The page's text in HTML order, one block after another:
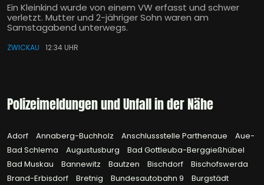
Ein Kleinkind wurde von einem VW erfasst und schwer
verletzt. Mutter und 2-jähriger Sohn waren am
Samstagabend unterwegs.
ZWICKAU 12:34 UHR
Polizeimeldungen und Unfall in der Nähe
Adorf Annaberg-Buchholz Anschlussstelle Parthenaue
Aue-
Bad Schlema
Augustusburg
Bad Gottleuba-Berggießhübel
Bad Muskau
Bannewitz Bautzen Bischdorf
Bischofswerda
Brand-Erbisdorf
Bretnig Bundesautobahn 9
Burgstädt